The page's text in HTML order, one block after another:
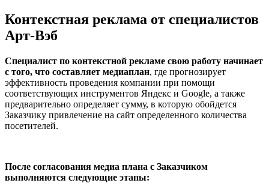
Контекстная реклама от специалистов
Арт-Вэб
Специалист по контекстной рекламе свою работу начинает
с того, что составляет медиаплан, где прогнозирует
эффективность проведения компании при помощи
соответствующих инструментов Яндекс и Google, а также
предварительно определяет сумму, в которую обойдется
Заказчику привлечение на сайт определенного количества
посетителей.
После согласования медиа плана с Заказчиком
выполняются следующие этапы: